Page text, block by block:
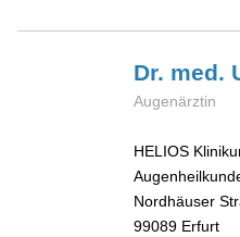
Dr. med.
Augenärztin
HELIOS
Nordhäuser
99089 Erfurt